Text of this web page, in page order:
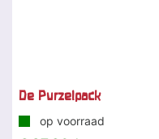
De Purzelpack
op voorraad